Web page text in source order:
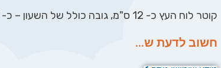
קוטר לוח העץ כ- 12 ס"מ, גובה כולל של השעון – כ- 17 ס"מ
חשוב לדעת ש...